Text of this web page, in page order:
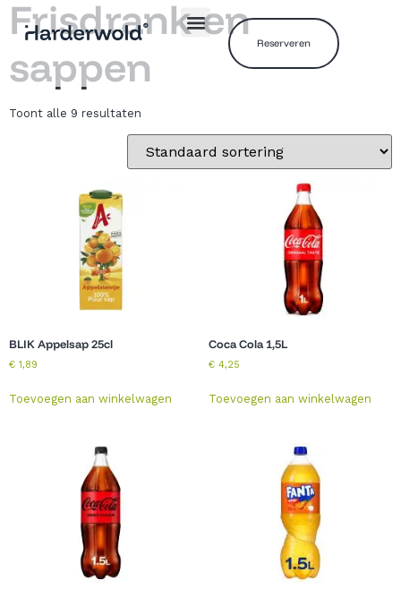
Reserveren
Frisdrank en
sappen
Toont alle 9 resultaten
BLIK Appelsap 25cl
€ 1,89
Toevoegen aan winkelwagen
Coca Cola 1,5L
€4,25
Toevoegen aan winkelwagen